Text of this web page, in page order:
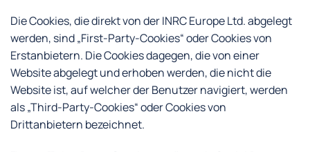
Die Cookies, die direkt von der INRC Europe Ltd. abgelegt
werden, sind „First-Party-Cookies“ oder Cookies von
Erstanbietern. Die Cookies dagegen, die von einer
Website abgelegt und erhoben werden, die nicht die
Website ist, auf welcher der Benutzer navigiert, werden
als „Third-Party-Cookies“ oder Cookies von
Drittanbietern bezeichnet.